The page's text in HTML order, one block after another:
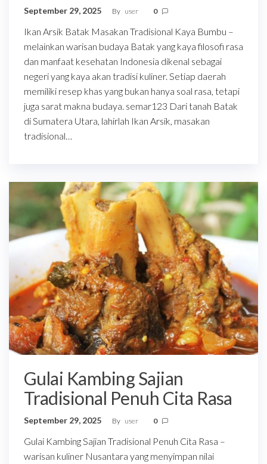
September 29, 2025 By user 0
Ikan Arsik Batak Masakan Tradisional Kaya Bumbu –
melainkan warisan budaya Batak yang kaya filosofi rasa
dan manfaat kesehatan Indonesia dikenal sebagai
negeri yang kaya akan tradisi kuliner. Setiap daerah
memiliki resep khas yang bukan hanya soal rasa, tetapi
juga sarat makna budaya. semar123 Dari tanah Batak
di Sumatera Utara, lahirlah Ikan Arsik, masakan
tradisional…
Gulai Kambing Sajian
Tradisional Penuh Cita Rasa
September 29, 2025 By user 0
Gulai Kambing Sajian Tradisional Penuh Cita Rasa –
warisan kuliner Nusantara yang menyimpan nilai